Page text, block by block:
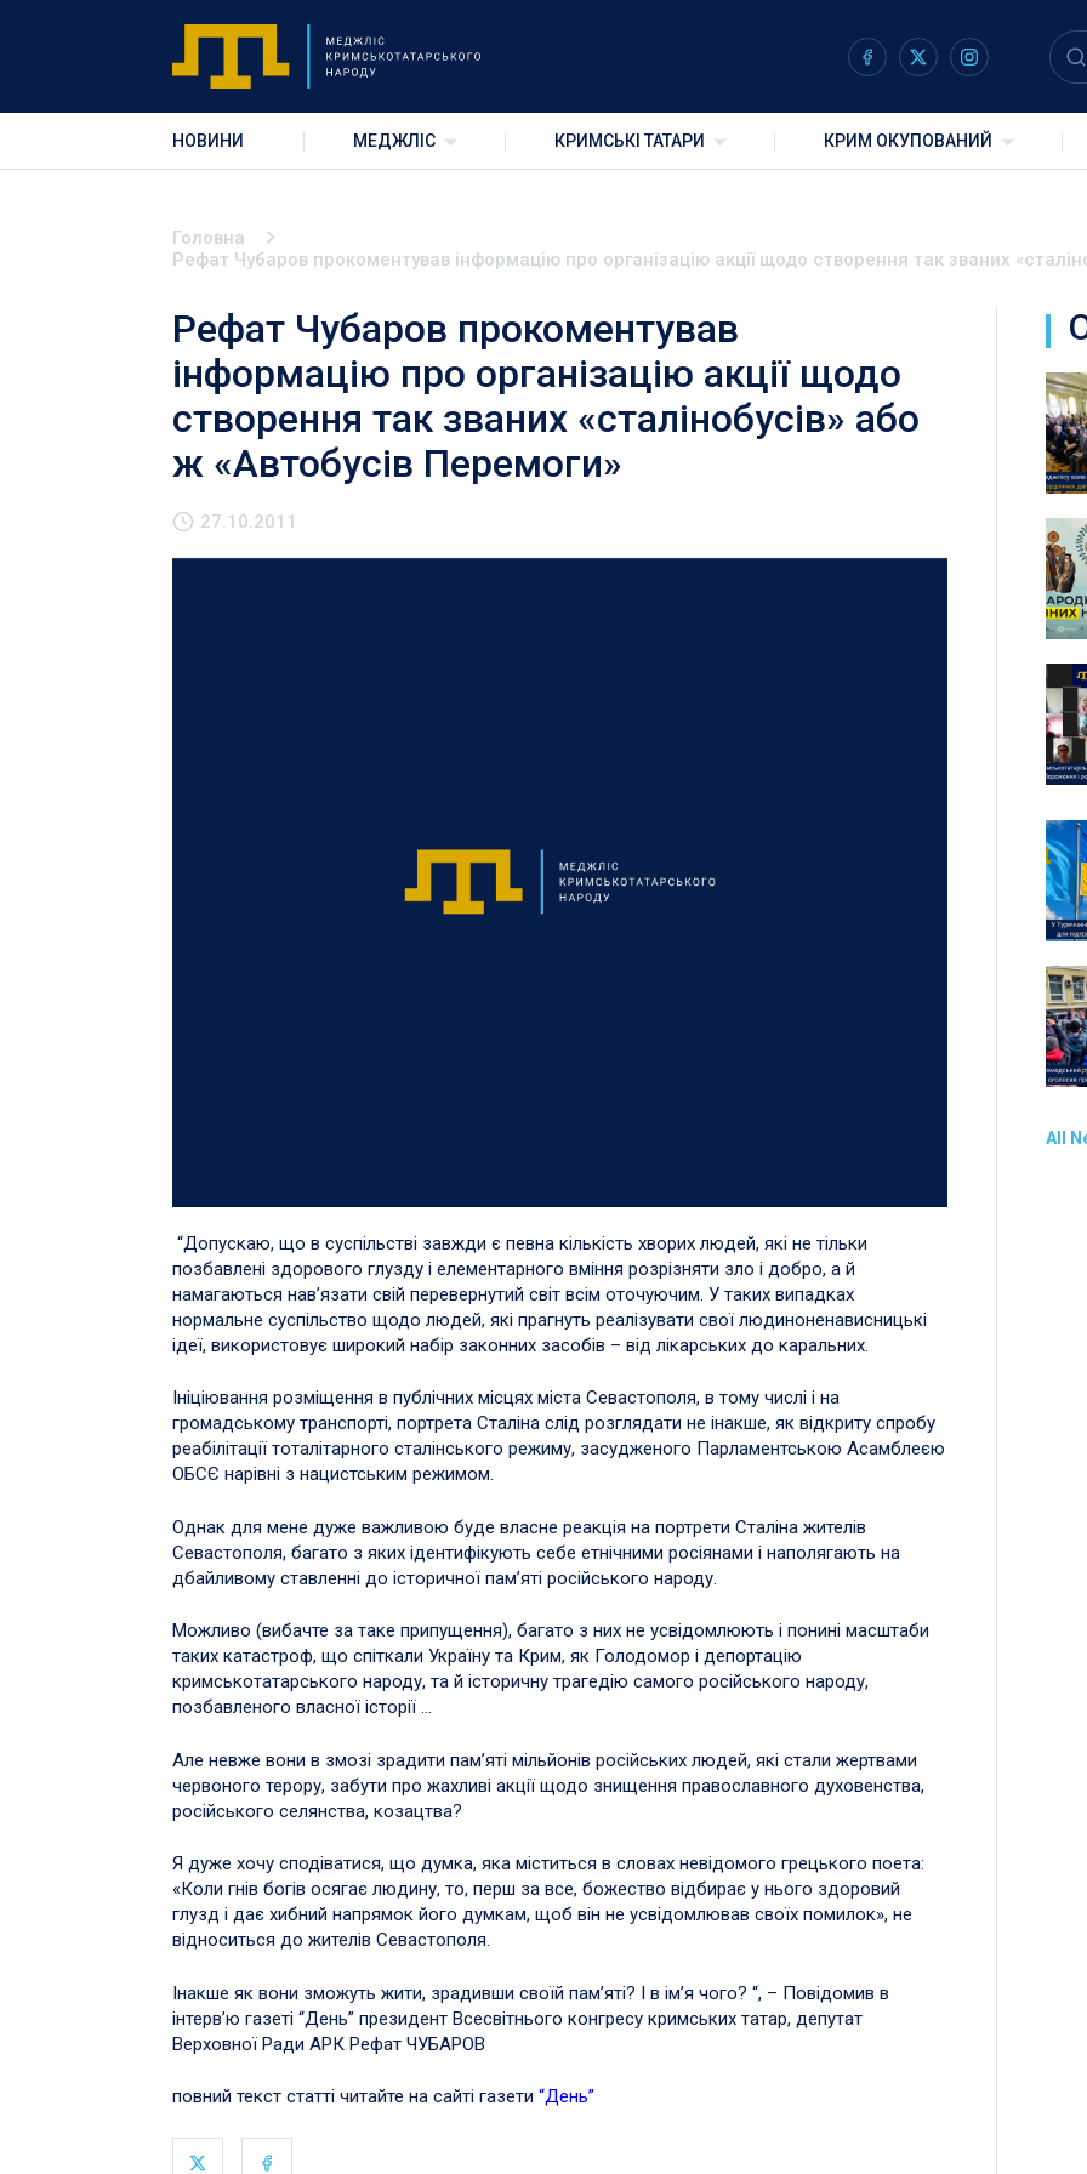
НОВИНИ МЕДЖЛІС КРИМСЬКІ ТАТАРИ КРИМ ОКУПОВАНИЙ
Головна
Рефат Чубаров прокоментував інформацію про організацію акції щодо створення так званих
Рефат Чубаров прокоментував
інформацію про організацію акції щодо
створення так званих «сталінобусів» або
ж «Автобусів Перемоги»
27.10.2011
“Допускаю, що в суспільстві завжди є певна кількість хворих людей, які не тільки
позбавлені здорового глузду і елементарного вміння розрізняти зло і добро, а й
намагаються нав’язати свій перевернутий світ всім оточуючим. У таких випадках
нормальне суспільство щодо людей, які прагнуть реалізувати свої людиноненависницькі
ідеї, використовує широкий набір законних засобів – від лікарських до каральних.
Ініціювання розміщення в публічних місцях міста Севастополя, в тому числі і на
громадському транспорті, портрета Сталіна слід розглядати не інакше, як відкриту спробу
реабілітації тоталітарного сталінського режиму, засудженого Парламентською Асамблеєю
ОБСЄ нарівні з нацистським режимом.
Однак для мене дуже важливою буде власне реакція на портрети Сталіна жителів
Севастополя, багато з яких ідентифікують себе етнічними росіянами і наполягають на
дбайливому ставленні до історичної пам’яті російського народу.
Можливо (вибачте за таке припущення), багато з них не усвідомлюють і понині масштаби
таких катастроф, що спіткали Україну та Крим, як Голодомор і депортацію
кримськотатарського народу, та й історичну трагедію самого російського народу,
позбавленого власної історії …
Але невже вони в змозі зрадити пам’яті мільйонів російських людей, які стали жертвами
червоного терору, забути про жахливі акції щодо знищення православного духовенства,
російського селянства, козацтва?
Я дуже хочу сподіватися, що думка, яка міститься в словах невідомого грецького поета:
«Коли гнів богів осягає людину, то, перш за все, божество відбирає у нього здоровий
глузд і дає хибний напрямок його думкам, щоб він не усвідомлював своїх помилок», не
відноситься до жителів Севастополя.
Інакше як вони зможуть жити, зрадивши своїй пам’яті? І в ім’я чого? “, – Повідомив в
інтерв’ю газеті “День” президент Всесвітнього конгресу кримських татар, депутат
Верховної Ради АРК Рефат ЧУБАРОВ
повний текст статті читайте на сайті газети “День”
All